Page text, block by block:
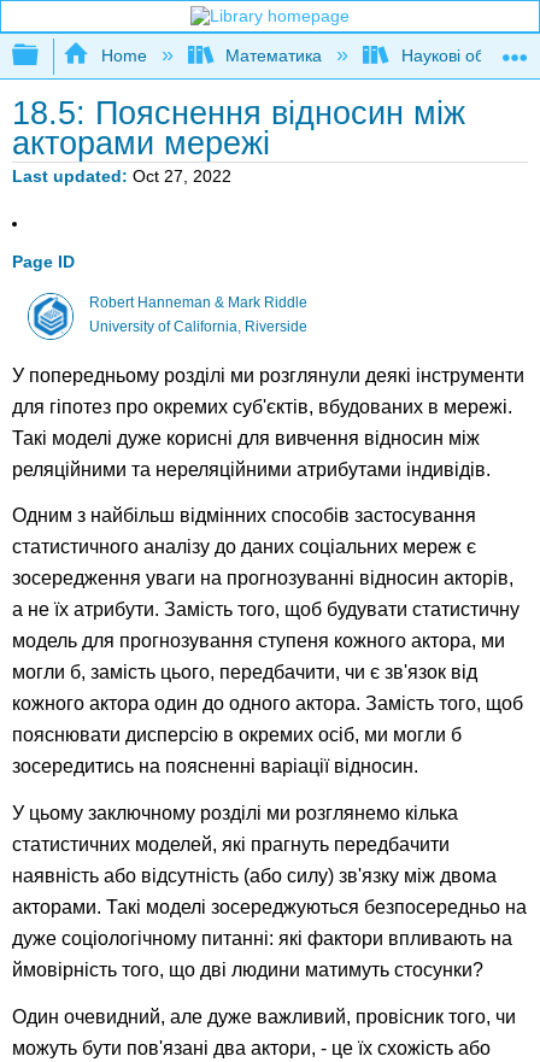
Expand/collapse global hierarchy
Home Математика Наукові
18.5: Пояснення відносин між
акторами мережі
Last updated Oct 27, 2022
Page ID
Robert Hanneman & Mark Riddle
University of California, Riverside
У попередньому розділі ми розглянули деякі інструменти
для гіпотез про окремих суб'єктів, вбудованих в мережі.
Такі моделі дуже корисні для вивчення відносин між
реляційними та нереляційними атрибутами індивідів.
Одним з найбільш відмінних способів застосування
статистичного аналізу до даних соціальних мереж є
зосередження уваги на прогнозуванні відносин акторів,
а не їх атрибути. Замість того, щоб будувати статистичну
модель для прогнозування ступеня кожного актора, ми
могли б, замість цього, передбачити, чи є зв'язок від
кожного актора один до одного актора. Замість того, щоб
пояснювати дисперсію в окремих осіб, ми могли б
зосередитись на поясненні варіації відносин.
У цьому заключному розділі ми розглянемо кілька
статистичних моделей, які прагнуть передбачити
наявність або відсутність (або силу) зв'язку між двома
акторами. Такі моделі зосереджуються безпосередньо на
дуже соціологічному питанні: які фактори впливають на
ймовірність того, що дві людини матимуть стосунки?
Один очевидний, але дуже важливий, провісник того, чи
можуть бути пов'язані два актори, - це їх схожість або